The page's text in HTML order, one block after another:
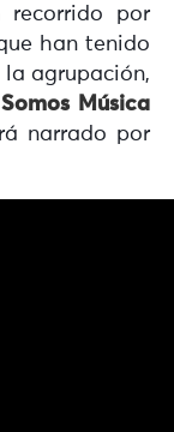
recorrido por
han tenido
agrupación,
Somos Música
narrado por